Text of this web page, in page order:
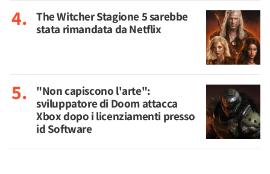
The Witcher Stagione 5 sarebbe
stata rimandata da Netflix
"Non capiscono l'arte":
sviluppatore di Doom attacca
Xbox dopo i licenziamenti presso
id Software